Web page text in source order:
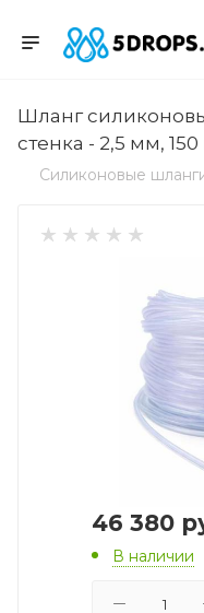
Шланг
стенка - 2,5 мм,
Силиконовые
46 380
В наличии